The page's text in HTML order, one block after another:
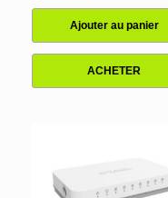
Ajouter au panier
ACHETER